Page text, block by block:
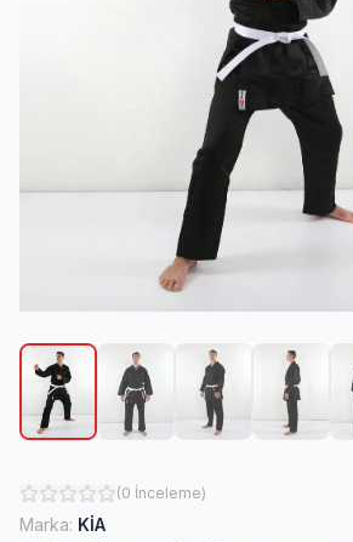
(0 İnceleme)
Marka: KİA